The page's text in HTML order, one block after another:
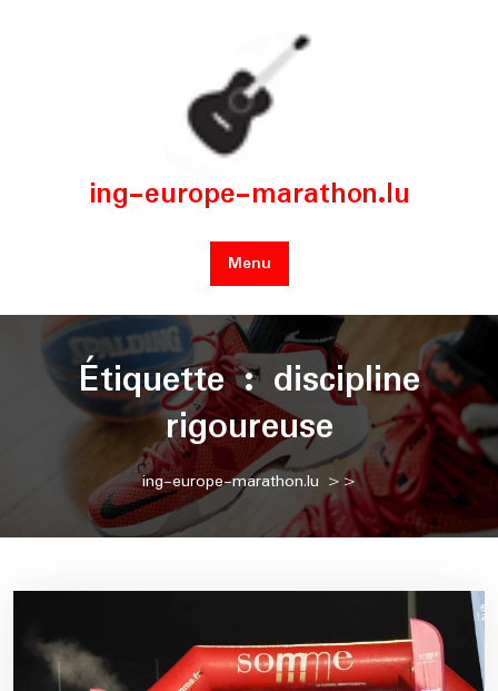
ing-europe-marathon.lu
Menu
Étiquette : discipline
rigoureuse
ing-europe-marathon.lu >>